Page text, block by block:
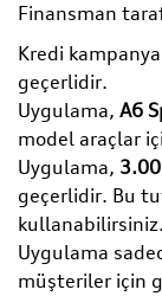
Finansman
Kredi
geçerlidir.
Uygulama, A6
model araçlar
Uygulama,
geçerlidir. Bu
kullanabilirsiniz.
Uygulama
müşteriler için